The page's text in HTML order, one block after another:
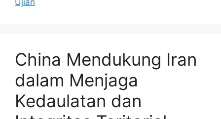
Ujian
China Mendukung Iran
dalam Menjaga
Kedaulatan dan